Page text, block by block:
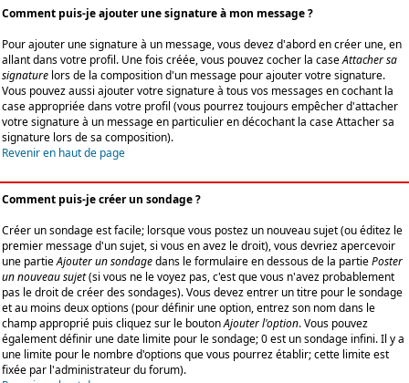
Comment puis-je ajouter une signature à mon message ?
Pour ajouter une signature à un message, vous devez d'abord en créer une, en
allant dans votre profil. Une fois créée, vous pouvez cocher la caseAttacher sa
signature lors de la composition d'un message pour ajouter votre signature.
Vous pouvez aussi ajouter votre signature à tous vos messages en cochant la
case appropriée dans votre profil (vous pourrez toujours empêcher d'attacher
votre signature à un message en particulier en décochant la case Attacher sa
signature lors de sa composition).
Revenir en haut de page
Comment puis-je créer un sondage ?
Créer un sondage est facile; lorsque vous postez un nouveau sujet (ou éditez le
premier message d'un sujet, si vous en avez le droit), vous devriez apercevoir
une partieAjouter un sondagedans le formulaire en dessous de la partiePoster
un nouveau sujet(si vous ne le voyez pas, c'est que vous n'avez probablement
pas le droit de créer des sondages). Vous devez entrer un titre pour le sondage
et au moins deux options (pour définir une option, entrez son nom dans le
champ approprié puis cliquez sur le boutonAjouter l'option. Vous pouvez
également définir une date limite pour le sondage; 0 est un sondage infini. Il y a
une limite pour le nombre d'options que vous pourrez établir; cette limite est
fixée par l'administrateur du forum).